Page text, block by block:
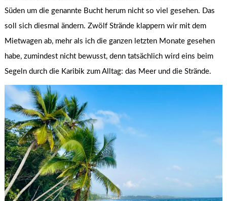
Süden um die genannte Bucht herum nicht so viel gesehen. Das
soll sich diesmal ändern. Zwölf Strände klappern wir mit dem
Mietwagen ab, mehr als ich die ganzen letzten Monate gesehen
habe, zumindest nicht bewusst, denn tatsächlich wird eins beim
Segeln durch die Karibik zum Alltag: das Meer und die Strände.